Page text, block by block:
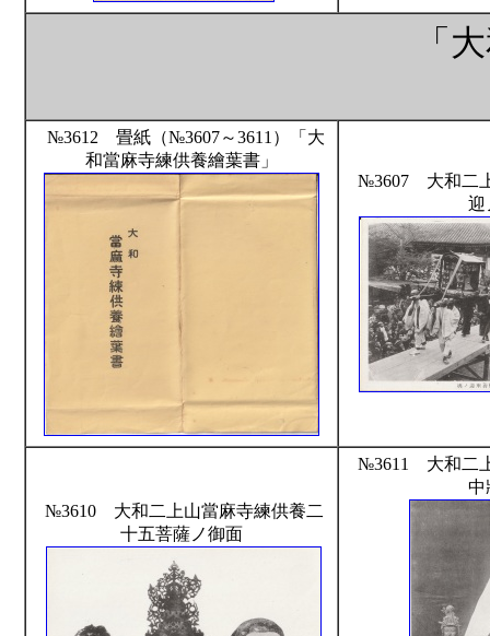
「
№3612 畳紙（№3607～3611）「大
和當麻寺練供養繪葉書」
№3607 大和二
迎
№3610 大和二上山當麻寺練供養二
十五菩薩ノ御面
№3611 大和二
中